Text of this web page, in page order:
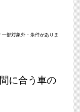
ありま
に合う車の